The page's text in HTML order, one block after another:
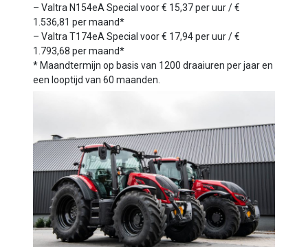
– Valtra N154eA Special voor € 15,37 per uur / €
1.536,81 per maand*
– Valtra T174eA Special voor € 17,94 per uur / €
1.793,68 per maand*
* Maandtermijn op basis van 1200 draaiuren per jaar en
een looptijd van 60 maanden.